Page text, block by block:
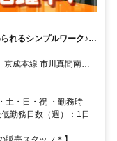
れるシンプルワーク♪初
京成本線 市川真間南口
市川駅から徒歩0分
土・日・祝 ・勤務時
勤務日数（週）：1日